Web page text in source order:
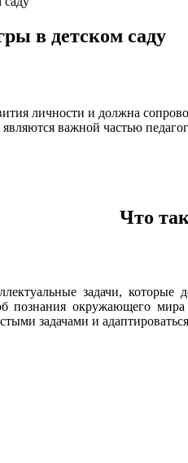
в детском саду
личности и должна
важной частью
Что
задачи,
познания окружающего
задачами и